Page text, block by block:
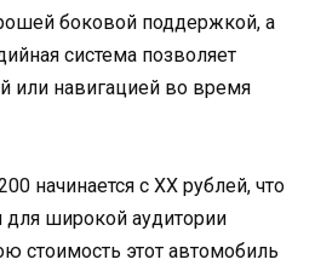
боковой поддержкой, а
система позволяет
или навигацией во время
начинается с XX рублей, что
для широкой аудитории
стоимость этот автомобиль